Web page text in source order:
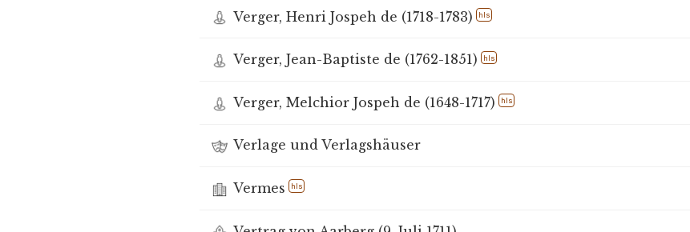
Verger, Henri Jospeh de (1718-1783) hls
Verger, Jean-Baptiste de (1762-1851) hls
Verger, Melchior Jospeh de (1648-1717) hls
Verlage und Verlagshäuser
Vermes hls